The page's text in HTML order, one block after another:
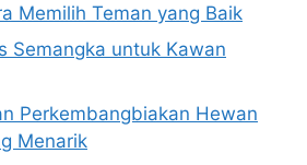
Memilih Teman yang Baik
Semangka untuk Kawan
Perkembangbiakan Hewan
Menarik